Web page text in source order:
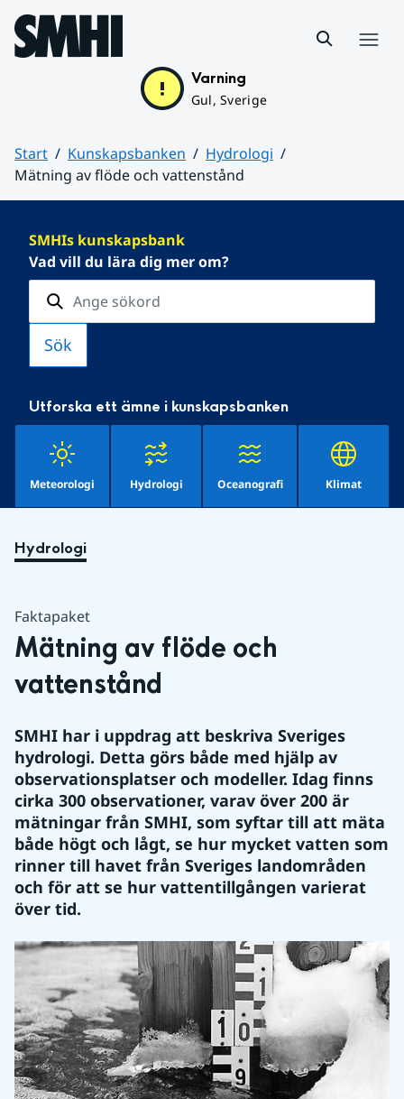
Hoppa till sidans innehåll
Varning
Gul, Sverige
Start Kunskapsbanken
Hydrologi
Mätning av flöde och vattenstånd
SMHIs kunskapsbank
Vad vill du lära dig mer om?
Utforska ett ämne i kunskapsbanken
Meteorologi Hydrologi Oceanografi Klimat
Hydrologi
Faktapaket
Mätning av flöde och
vattenstånd
SMHI har i uppdrag att beskriva Sveriges
hydrologi. Detta görs både med hjälp av
observationsplatser och modeller. Idag finns
cirka 300 observationer, varav över 200 är
mätningar från SMHI, som syftar till att mäta
både högt och lågt, se hur mycket vatten som
rinner till havet från Sveriges landområden
och för att se hur vattentillgången varierat
över tid.